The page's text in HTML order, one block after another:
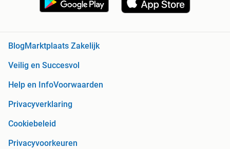
BlogMarktplaats Zakelijk
Veilig en Succesvol
Help en InfoVoorwaarden
Privacyverklaring
Cookiebeleid
Privacyvoorkeuren